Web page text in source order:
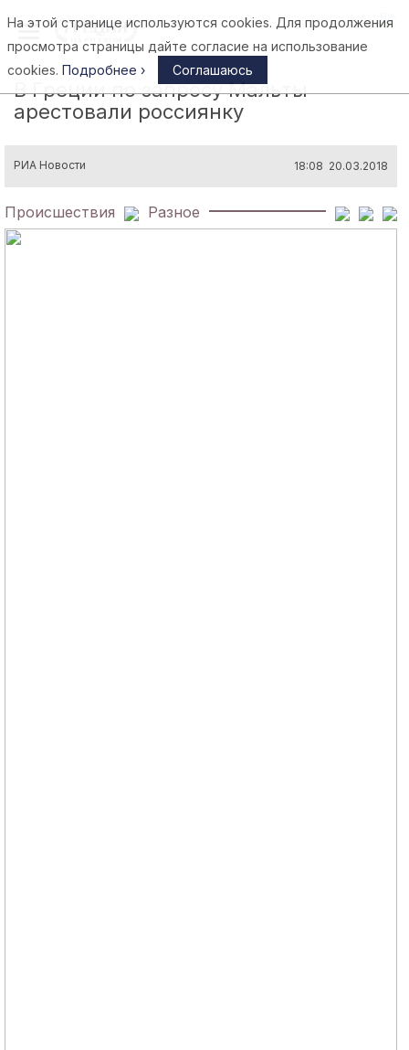
Афины
В Греции по запросу Мальты
арестовали россиянку
РИА Новости 18:08 20.03.2018
Происшествия Разное
На этой странице используются cookies. Для продолжения
просмотра страницы дайте согласие на использование
cookies. Подробнее › Соглашаюсь